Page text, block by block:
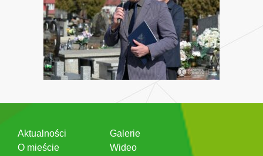
Aktualności
O mieście
Galerie
Wideo